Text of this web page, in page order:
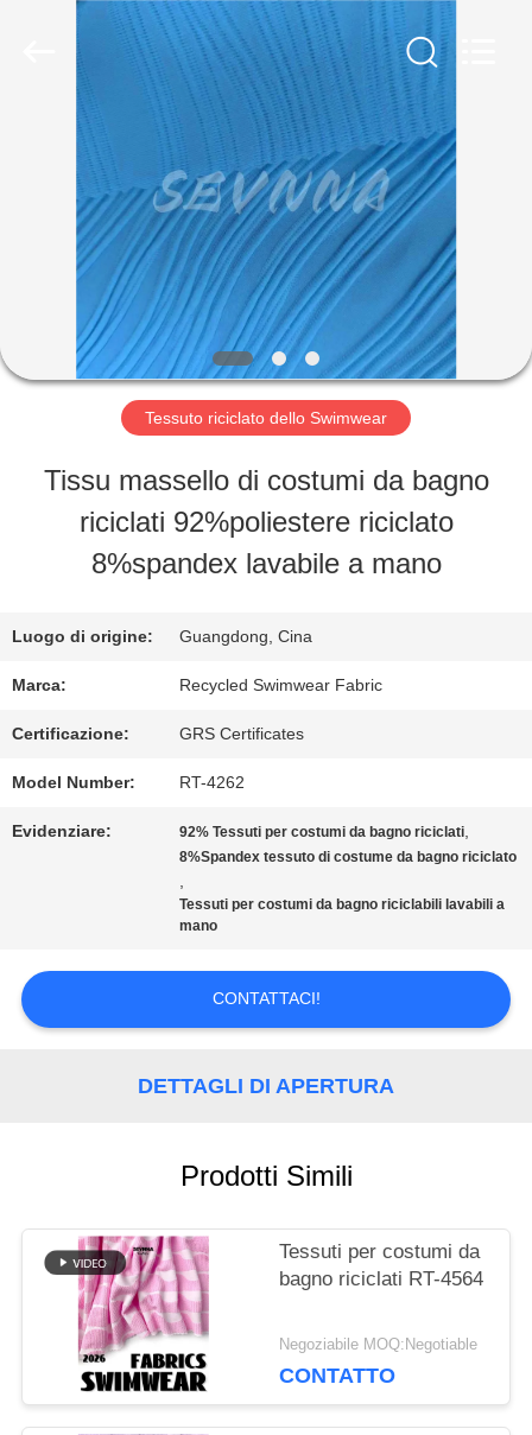
CASA
PRODOTTI
MOSTRA
VR
NOI
DELLA
FABBRICA
CONTROLLO
DI
NOTIZIE
DEL
SITO
PRIVACY
Tessuto riciclato dello Swimwear
Tissu massello di costumi da bagno
riciclati 92%poliestere riciclato
8%spandex lavabile a mano
Luogo di origine: Guangdong, Cina
Marca: Recycled Swimwear Fabric
Certificazione: GRS Certificates
Model Number: RT-4262
Evidenziare: 92% Tessuti per costumi da bagno riciclati,
8%Spandex tessuto di costume da bagno riciclato
,
Tessuti per costumi da bagno riciclabili lavabili a
mano
CONTATTACI!
DETTAGLI DI APERTURA
Prodotti Simili
Tessuti per costumi da
bagno riciclati RT-4564
Negoziabile MOQ:Negotiable
CONTATTO